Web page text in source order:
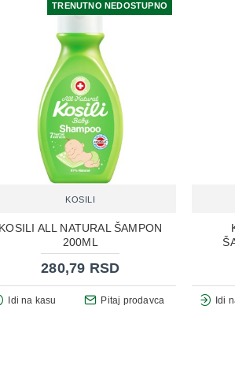
TRENUTNO NEDOSTUPNO
KOSILI
KOSILI ALL NATURAL ŠAMPON
200ML
280,79 RSD
Idi na kasu Pitaj prodavca Idi